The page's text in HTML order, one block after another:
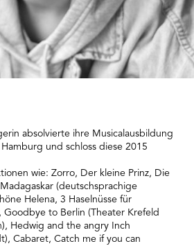
absolvierte ihre Musicalausbildung
und schloss diese 2015
wie: Zorro, Der kleine Prinz, Die
(deutschsprachige
Helena, 3 Haselnüsse für
to Berlin (Theater Krefeld
Hedwig and the angry Inch
Cabaret, Catch me if you can